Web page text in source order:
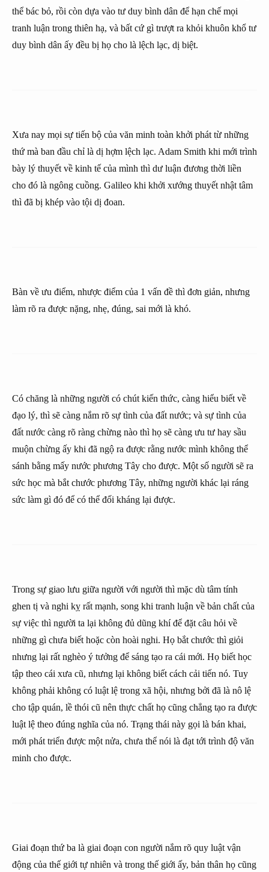
thể bác bỏ, rồi còn dựa vào tư duy bình dân để hạn chế mọi
tranh luận trong thiên hạ, và bất cứ gì trượt ra khỏi khuôn khổ tư
duy bình dân ấy đều bị họ cho là lệch lạc, dị biệt.
Xưa nay mọi sự tiến bộ của văn minh toàn khởi phát từ những
thứ mà ban đầu chỉ là dị hợm lệch lạc. Adam Smith khi mới trình
bày lý thuyết về kinh tế của mình thì dư luận đương thời liền
cho đó là ngông cuồng. Galileo khi khởi xướng thuyết nhật tâm
thì đã bị khép vào tội dị đoan.
Bàn về ưu điểm, nhược điểm của 1 vấn đề thì đơn giản, nhưng
làm rõ ra được nặng, nhẹ, đúng, sai mới là khó.
Có chăng là những người có chút kiến thức, càng hiểu biết về
đạo lý, thì sẽ càng nắm rõ sự tình của đất nước; và sự tình của
đất nước càng rõ ràng chừng nào thì họ sẽ càng ưu tư hay sầu
muộn chừng ấy khi đã ngộ ra được rằng nước mình không thể
sánh bằng mấy nước phương Tây cho được. Một số người sẽ ra
sức học mà bắt chước phương Tây, những người khác lại ráng
sức làm gì đó để có thể đối kháng lại được.
Trong sự giao lưu giữa người với người thì mặc dù tâm tính
ghen tị và nghi kỵ rất mạnh, song khi tranh luận về bản chất của
sự việc thì người ta lại không đủ dũng khí để đặt câu hỏi về
những gì chưa biết hoặc còn hoài nghi. Họ bắt chước thì giỏi
nhưng lại rất nghèo ý tưởng để sáng tạo ra cái mới. Họ biết học
tập theo cái xưa cũ, nhưng lại không biết cách cải tiến nó. Tuy
không phải không có luật lệ trong xã hội, nhưng bởi đã là nô lệ
cho tập quán, lề thói cũ nên thực chất họ cũng chẳng tạo ra được
luật lệ theo đúng nghĩa của nó. Trạng thái này gọi là bán khai,
mới phát triển được một nửa, chưa thể nói là đạt tới trình độ văn
minh cho được.
Giai đoạn thứ ba là giai đoạn con người nắm rõ quy luật vận
động của thế giới tự nhiên và trong thế giới ấy, bản thân họ cũng